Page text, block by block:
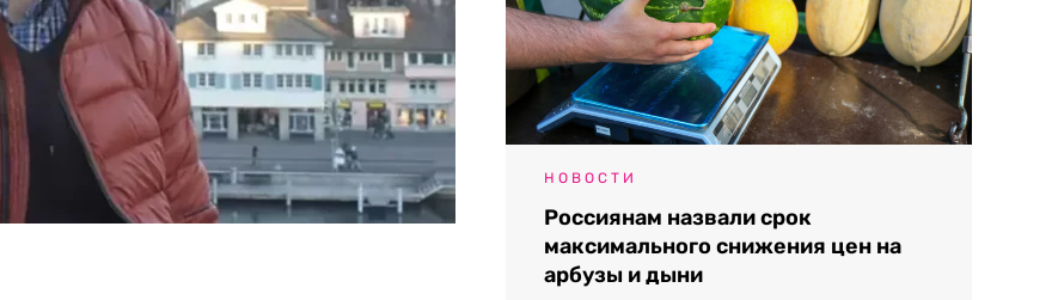
НОВОСТИ
Россиянам назвали срок
максимального снижения цен на
арбузы и дыни